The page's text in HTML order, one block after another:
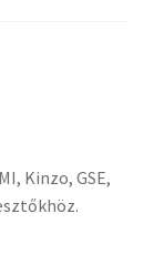
Kinzo, GSE,